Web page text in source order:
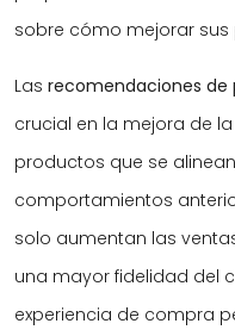
sobre cómo mejorar sus
Las recomendaciones de
crucial en la mejora de
productos que se
comportamientos
solo aumentan las
una mayor fidelidad del
experiencia de compra